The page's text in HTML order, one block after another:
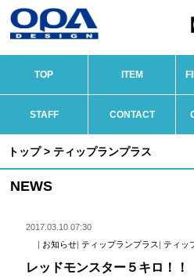
TOP ITEM
STAFF CONTACT
トップ> ティップランプラス
NEWS
2017.03.10 07:30
| お知らせ|ティップランプラス |ティッ
レッドモンスター５キロ！！